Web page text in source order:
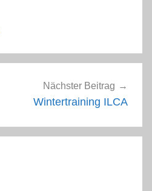
Nächster Beitrag
Wintertraining ILCA